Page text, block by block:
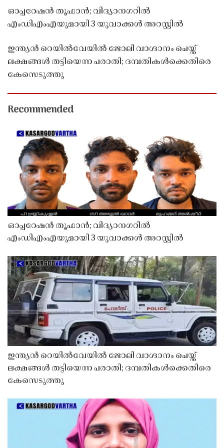
ഓപ്പറേഷൻ തൂഫാൻ; വിദ്യാനഗറിൽ
എംഡിഎംഎയുമായി 3 യുവാക്കൾ അറസ്റ്റിൽ
ഇന്ത്യൻ റെയിൽവേയിൽ ജോലി വാഗ്ദാനം ചെയ്ത്
ലക്ഷങ്ങൾ തട്ടിയെന്ന പരാതി; ദമ്പതികൾക്കെതിരെ
കേസെടുത്തു
Recommended
ഓപ്പറേഷൻ തൂഫാൻ; വിദ്യാനഗറിൽ
എംഡിഎംഎയുമായി 3 യുവാക്കൾ അറസ്റ്റിൽ
ഇന്ത്യൻ റെയിൽവേയിൽ ജോലി വാഗ്ദാനം ചെയ്ത്
ലക്ഷങ്ങൾ തട്ടിയെന്ന പരാതി; ദമ്പതികൾക്കെതിരെ
കേസെടുത്തു